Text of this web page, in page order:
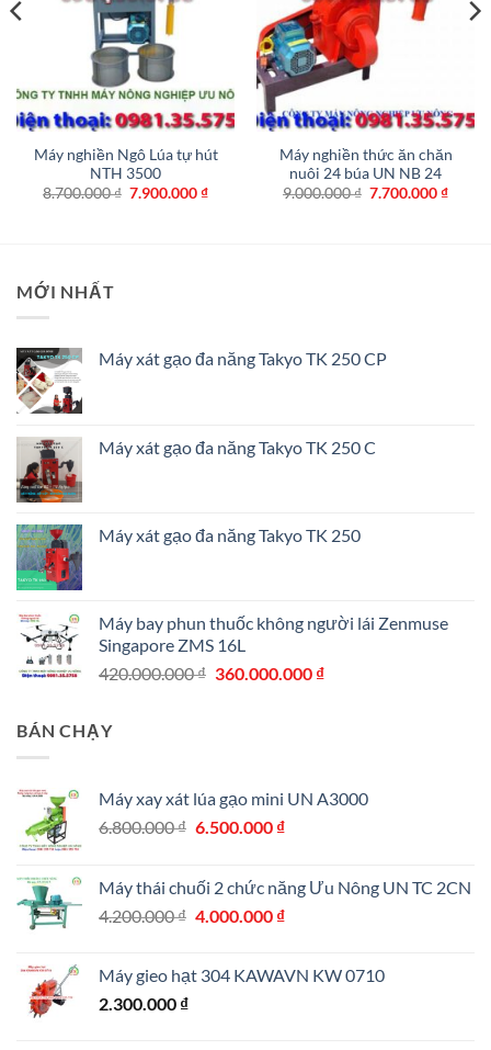
Máy nghiền Ngô Lúa tự hút
NTH 3500
8.700.000₫ Giá
7.900.000₫Giá
Máy nghiền thức ăn chăn
nuôi 24 búa UN NB 24
9.000.000₫ Giá
7.700.000₫Giá
MỚI NHẤT
Máy xát gạo đa năng Takyo TK 250 CP
Máy xát gạo đa năng Takyo TK 250 C
Máy xát gạo đa năng Takyo TK 250
Máy bay phun thuốc không người lái Zenmuse
Singapore ZMS 16L
420.000.000₫ Giá
360.000.000 ₫Giá
BÁN CHẠY
Máy xay xát lúa gạo mini UN A3000
6.800.000₫ Giá
6.800.000 ₫.
6.500.000 ₫Giá
là:
6.500.000 ₫.
Máy thái chuối 2 chức năng Ưu Nông UN TC 2CN
4.200.000₫ Giá
4.200.000 ₫.
4.000.000 ₫Giá
là:
Máy gieo hạt 304 KAWAVN KW 0710
2.300.000 ₫